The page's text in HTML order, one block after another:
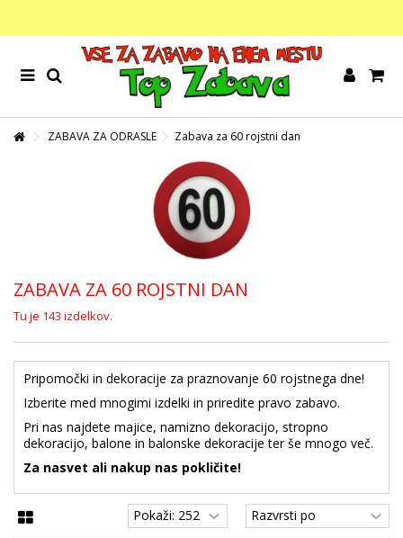
ZABAVA ZA ODRASLE Zabava za 60 rojstni dan
ZABAVA ZA 60 ROJSTNI DAN
Tu je 143 izdelkov.
Pripomočki in dekoracije za praznovanje 60 rojstnega dne!
Izberite med mnogimi izdelki in priredite pravo zabavo.
Pri nas najdete majice, namizno dekoracijo, stropno
dekoracijo, balone in balonske dekoracije ter še mnogo več.
Za nasvet ali nakup nas pokličite!